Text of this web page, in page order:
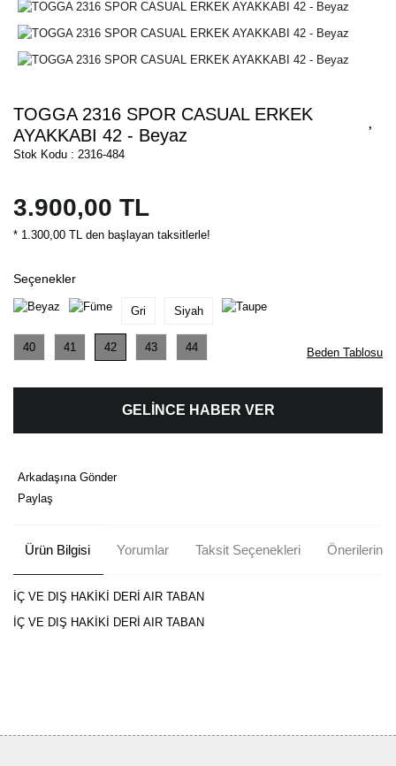
TOGGA 2316 SPOR CASUAL ERKEK
AYAKKABI 42 - Beyaz
Stok Kodu : 2316-484
3.900,00 TL
* 1.300,00 TL den başlayan taksitlerle!
Seçenekler
Gri Siyah
40 41 42 43 44 Beden Tablosu
GELİNCE HABER VER
Arkadaşına Gönder
Paylaş
Ürün Bilgisi Yorumlar Taksit Seçenekleri Önerileriniz
İÇ VE DIŞ HAKİKİ DERİ AIR TABAN
İÇ VE DIŞ HAKİKİ DERİ AIR TABAN